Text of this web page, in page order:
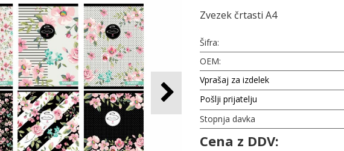
Zvezek črtasti A4
Šifra:
OEM:
Vprašaj za izdelek
Pošlji prijatelju
Stopnja davka
Cena z DDV: